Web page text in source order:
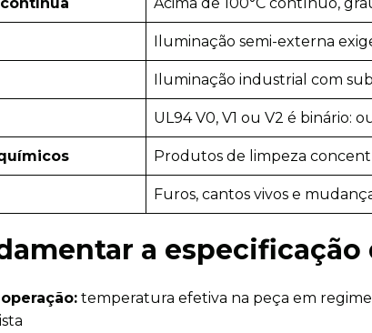
Iluminação semi-externa
Iluminação industrial com
UL94 V0, V1 ou V2 é binário:
Produtos de limpeza
Furos, cantos vivos e
a
temperatura efetiva na peça em